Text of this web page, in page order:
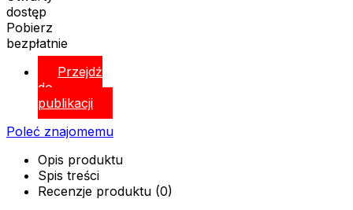
dostęp
Pobierz
bezpłatnie
Przejdź
do
publikacji
Poleć znajomemu
Opis produktu
Spis treści
Recenzje produktu (0)